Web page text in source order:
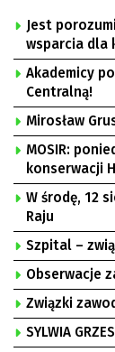
Jest
wsparcia dla
Akademicy
Centralną!
Mirosław
MOSIR:
konserwacji
W środę, 12
Raju
Szpital –
Obserwacje
Związki
SYLWIA